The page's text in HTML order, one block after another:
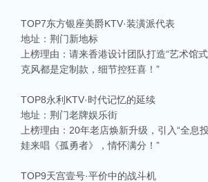
TOP7东方银座美爵KTV·装潢派代表
地址：荆门新地标
上榜理由：请来香港设计团队打造“艺术馆
克风都是定制款，细节控狂喜！”
TOP8永利KTV·时代记忆的延续
地址：荆门老牌娱乐街
上榜理由：20年老店焕新升级，引入“全息
娃来唱《孤勇者》，情怀满分！”
TOP9天宫壹号·平价中的战斗机